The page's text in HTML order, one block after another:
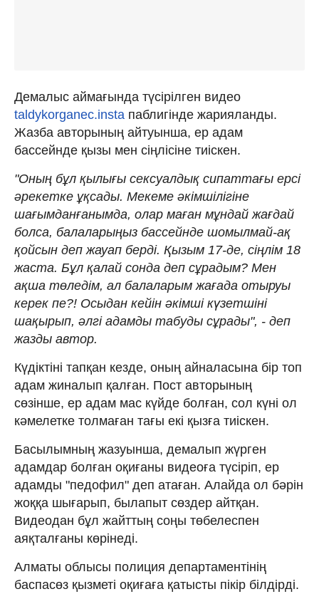
Демалыс аймағында түсірілген видео
taldykorganec.insta паблигінде жарияланды.
Жазба авторының айтуынша, ер адам
бассейнде қызы мен сіңлісіне тиіскен.
"Оның бұл қылығы сексуалдық сипаттағы ерсі
әрекетке ұқсады. Мекеме әкімшілігіне
шағымданғанымда, олар маған мұндай жағдай
болса, балаларыңыз бассейнде шомылмай-ақ
қойсын деп жауап берді. Қызым 17-де, сіңлім 18
жаста. Бұл қалай сонда деп сұрадым? Мен
ақша төледім, ал балаларым жағада отыруы
керек пе?! Осыдан кейін әкімші күзетшіні
шақырып, әлгі адамды табуды сұрады", - деп
жазды автор.
Күдіктіні тапқан кезде, оның айналасына бір топ
адам жиналып қалған. Пост авторының
сөзінше, ер адам мас күйде болған, сол күні ол
кәмелетке толмаған тағы екі қызға тиіскен.
Басылымның жазуынша, демалып жүрген
адамдар болған оқиғаны видеоға түсіріп, ер
адамды "педофил" деп атаған. Алайда ол бәрін
жоққа шығарып, былапыт сөздер айтқан.
Видеодан бұл жайттың соңы төбелеспен
аяқталғаны көрінеді.
Алматы облысы полиция департаментінің
баспасөз қызметі оқиғаға қатысты пікір білдірді.